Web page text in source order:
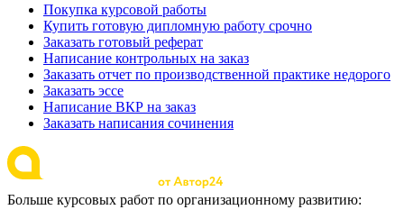
Покупка курсовой работы
Купить готовую дипломную работу срочно
Заказать готовый реферат
Написание контрольных на заказ
Заказать отчет по производственной практике недорого
Заказать эссе
Написание ВКР на заказ
Заказать написания сочинения
Больше курсовых работ по организационному развитию: